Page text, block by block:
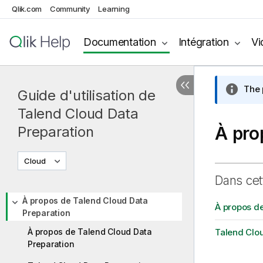
Qlik.com Community Learning
Documentation Intégration
Guide d'utilisation de
Talend Cloud Data
Preparation
Cloud
À propos de Talend Cloud Data
Preparation
À propos de Talend Cloud Data
Preparation
The
À
Dans
À propos
Talend